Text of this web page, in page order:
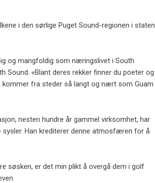
i den sørlige Puget Sound-regionen i staten
og mangfoldig som næringslivet i South
Sound. «Blant deres rekker finner du poeter og
kommer fra steder så langt og nært som Guam
nesten hundre år gammel virksomhet, har
Han krediterer denne atmosfæren for å
søsken, er det min plikt å overgå dem i golf